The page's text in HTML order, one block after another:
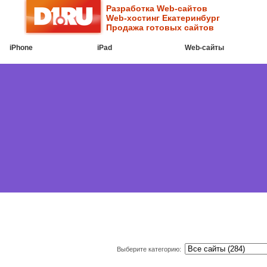
Разработка Web-сайтов
Web-хостинг Екатеринбург
Продажа готовых сайтов
iPhone iPad Web-cайты
Выберите категорию: